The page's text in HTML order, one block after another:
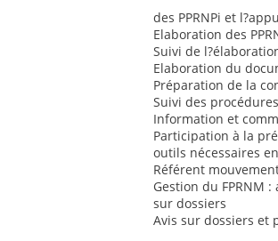
des PPRNPi et
Elaboration des
Suivi de
Elaboration du
Préparation de la
Suivi des
Information et
Participation à la
outils nécessaires
Référent
Gestion du FPRNM
sur dossiers
Avis sur dossiers et